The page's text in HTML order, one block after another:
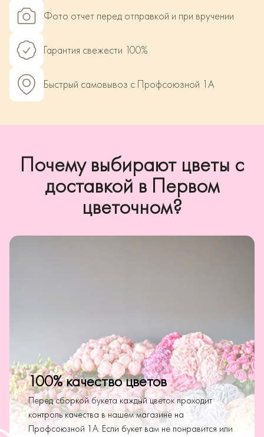
Фото отчет перед отправкой и при вручении
Гарантия свежести 100%
Быстрый самовывоз с Профсоюзной 1А
Почему выбирают цветы с
доставкой в Первом
цветочном?
100% качество цветов
Перед сборкой букета каждый цветок проходит
контроль качества в нашем магазине на
Профсоюзной 1А. Если букет вам не понравится или